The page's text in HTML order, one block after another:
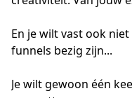
En je wilt vast ook
funnels bezig zijn...
Je wilt gewoon één